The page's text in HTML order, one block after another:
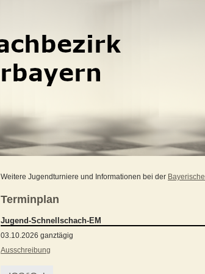
Weitere Jugendturniere und Informationen bei der
Terminplan
Jugend-Schnellschach-EM
03.10.2026 ganztägig
Ausschreibung